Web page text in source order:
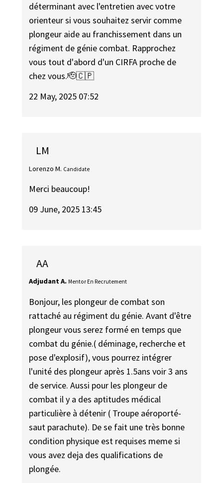
déterminant avec l'entretien avec votre
orienteur si vous souhaitez servir comme
plongeur aide au franchissement dans un
régiment de génie combat. Rapprochez
vous tout d'abord d'un CIRFA proche de
chez vous.🫡🇨🇵
22 May, 2025 07:52
LM
Lorenzo M. Candidate
Merci beaucoup!
09 June, 2025 13:45
AA
Adjudant A. Mentor En Recrutement
Bonjour, les plongeur de combat son
rattaché au régiment du génie. Avant d'être
plongeur vous serez formé en temps que
combat du génie.( déminage, recherche et
pose d'explosif), vous pourrez intégrer
l'unité des plongeur après 1.5ans voir 3 ans
de service. Aussi pour les plongeur de
combat il y a des aptitudes médical
particulière à détenir ( Troupe aéroporté-
saut parachute). De se fait une très bonne
condition physique est requises meme si
vous avez deja des qualifications de
plongée.